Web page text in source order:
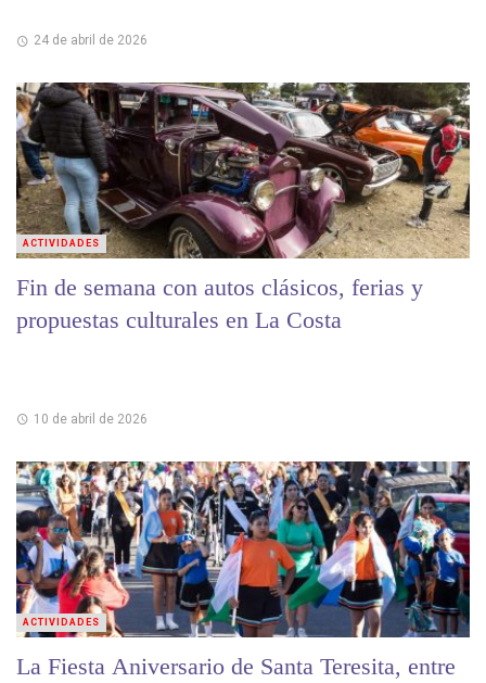
24 de abril de 2026
Fin de semana con autos clásicos, ferias y
propuestas culturales en La Costa
10 de abril de 2026
ACTIVIDADES
La Fiesta Aniversario de Santa Teresita, entre
ACTIVIDADES